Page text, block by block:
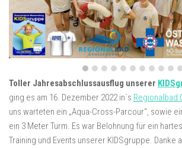
Toller Jahresabschlussausflug unserer
ging es am 16. Dezember 2022 in´s Regionalbad
uns warteten ein „Aqua-Cross-Parcour“, sowie
ein 3 Meter Turm. Es war Belohnung für ein
Training und Events unserer KIDSgruppe. Danke